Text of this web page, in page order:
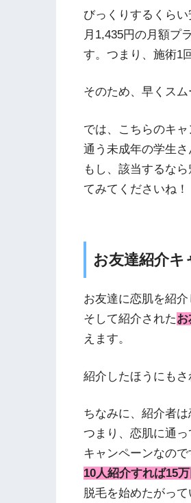
びっくりするくら
月1,435円の月額プ
す。つまり、施術1
そのため、早くス
では、こちらのキ
通う未成年の学生
もし、該当するな
てみてくださいね！
お友達紹介キ
お友達に恋肌を紹介
そして紹介された
えます。
紹介したほうにも
ちなみに、紹介者
つまり、恋肌に通
キャンペーンなので
10人紹介すれば15万
脱毛を始めたがって